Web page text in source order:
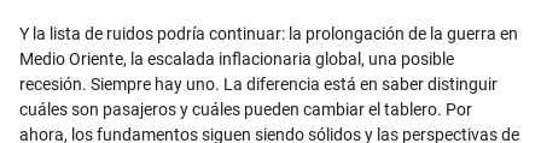
Y la lista de ruidos podría continuar: la prolongación de la guerra en
Medio Oriente, la escalada inflacionaria global, una posible
recesión. Siempre hay uno. La diferencia está en saber distinguir
cuáles son pasajeros y cuáles pueden cambiar el tablero. Por
ahora, los fundamentos siguen siendo sólidos y las perspectivas de